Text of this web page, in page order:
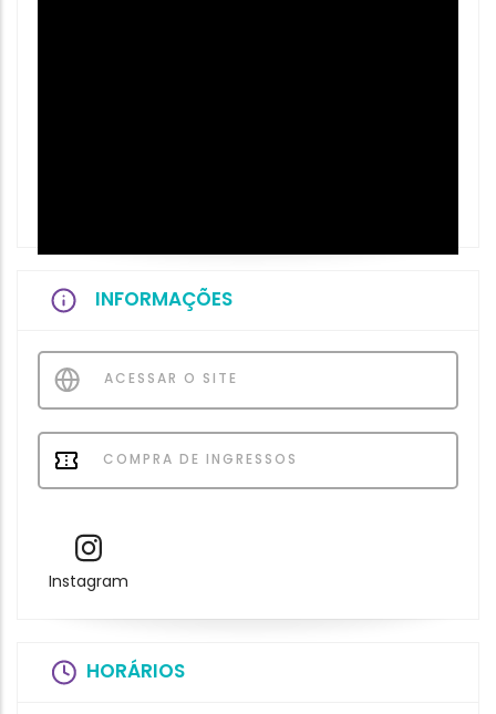
INFORMAÇÕES
ACESSAR O SITE
COMPRA DE INGRESSOS
Instagram
HORÁRIOS